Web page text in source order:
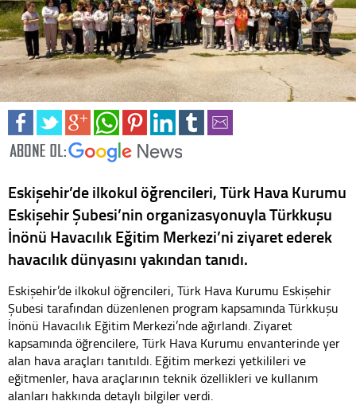
Eskişehir’de ilkokul öğrencileri, Türk Hava Kurumu
Eskişehir Şubesi’nin organizasyonuyla Türkkuşu
İnönü Havacılık Eğitim Merkezi’ni ziyaret ederek
havacılık dünyasını yakından tanıdı.
Eskişehir’de ilkokul öğrencileri, Türk Hava Kurumu Eskişehir
Şubesi tarafından düzenlenen program kapsamında Türkkuşu
İnönü Havacılık Eğitim Merkezi’nde ağırlandı. Ziyaret
kapsamında öğrencilere, Türk Hava Kurumu envanterinde yer
alan hava araçları tanıtıldı. Eğitim merkezi yetkilileri ve
eğitmenler, hava araçlarının teknik özellikleri ve kullanım
alanları hakkında detaylı bilgiler verdi.